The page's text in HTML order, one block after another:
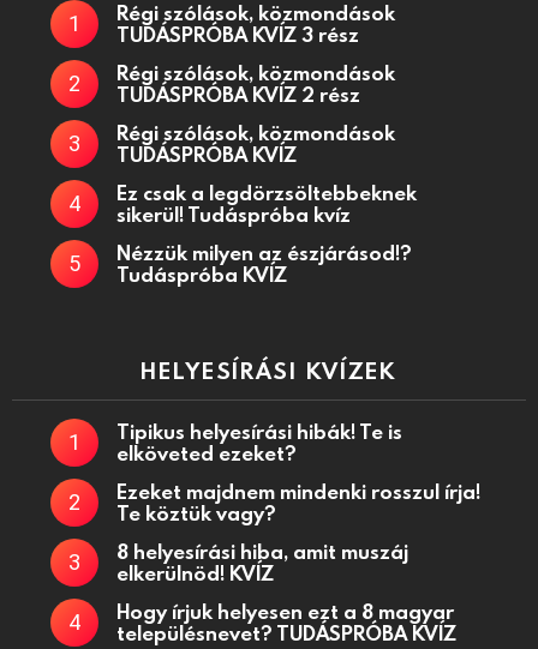
Régi szólások, közmondások
TUDÁSPRÓBA KVÍZ 3 rész
Régi szólások, közmondások
TUDÁSPRÓBA KVÍZ 2 rész
Régi szólások, közmondások
TUDÁSPRÓBA KVÍZ
Ez csak a legdörzsöltebbeknek
sikerül! Tudáspróba kvíz
Nézzük milyen az észjárásod!?
Tudáspróba KVÍZ
HELYESÍRÁSI KVÍZEK
Tipikus helyesírási hibák! Te is
elköveted ezeket?
Ezeket majdnem mindenki rosszul írja!
Te köztük vagy?
8 helyesírási hiba, amit muszáj
elkerülnöd! KVÍZ
Hogy írjuk helyesen ezt a 8 magyar
településnevet? TUDÁSPRÓBA KVÍZ